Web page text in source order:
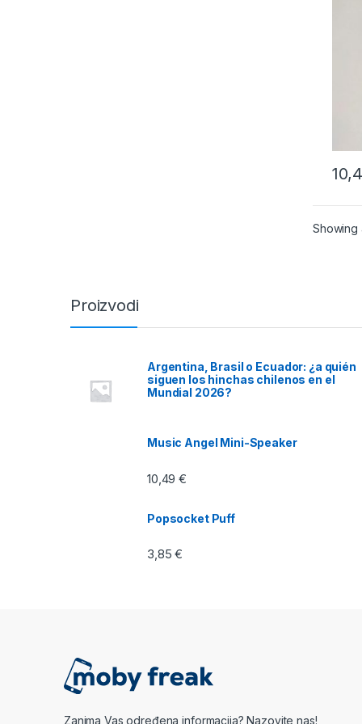
Showing
Proizvodi
Argentina, Brasil o Ecuador: ¿a quién
siguen los hinchas chilenos en el
Mundial 2026?
Music Angel Mini-Speaker
10,49€
Popsocket Puff
3,85€
Zanima Vas određena informacija? Nazovite nas!